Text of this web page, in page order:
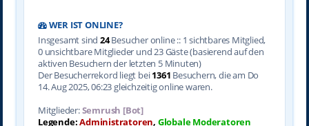
WER IST ONLINE?
Insgesamt sind 24Besucher online :: 1 sichtbares Mitglied,
0 unsichtbare Mitglieder und 23 Gäste (basierend auf den
aktiven Besuchern der letzten 5 Minuten)
Der Besucherrekord liegt bei1361 Besuchern, die am Do
14. Aug 2025, 06:23 gleichzeitig online waren.
Mitglieder:Semrush [Bot]
Legende:Administratoren, Globale Moderatoren